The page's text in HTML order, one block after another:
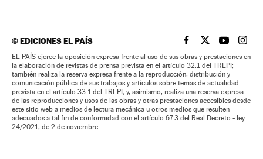
©EDICIONES EL PAÍS EL PAÍS BRASIL EN
EL PAÍSEL PAÍS
EL
EL PAÍS ejerce la oposición expresa frente al uso de sus obras y prestaciones en
la elaboración de revistas de prensa prevista en el artículo 32.1 del TRLPI;
también realiza la reserva expresa frente a la reproducción, distribución y
comunicación pública de sus trabajos y artículos sobre temas de actualidad
prevista en el artículo 33.1 del TRLPI; y, asimismo, realiza una reserva expresa
de las reproducciones y usos de las obras y otras prestaciones accesibles desde
este sitio web a medios de lectura mecánica u otros medios que resulten
adecuados a tal fin de conformidad con el artículo 67.3 del Real Decreto - ley
24/2021, de 2 de noviembre